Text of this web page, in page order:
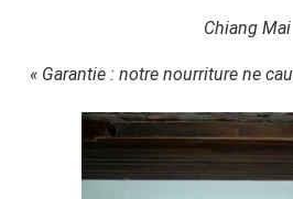
Chiang Mai
« Garantie : notre nourriture ne